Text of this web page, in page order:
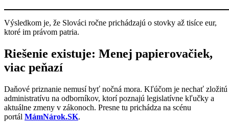
Výsledkom je, že Slováci ročne prichádzajú o stovky až tisíce eur,
ktoré im právom patria.
Riešenie existuje: Menej papierovačiek,
viac peňazí
Daňové priznanie nemusí byť nočná mora. Kľúčom je nechať zložitú
administratívu na odborníkov, ktorí poznajú legislatívne kľučky a
aktuálne zmeny v zákonoch. Presne tu prichádza na scénu
portál MámNárok.SK.